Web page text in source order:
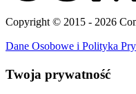
Copyright © 2015 - 2026
Dane Osobowe i Polityka
Twoja prywatność